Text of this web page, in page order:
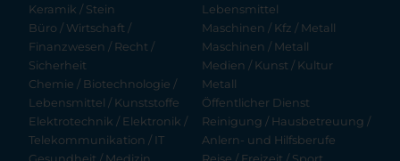
Keramik / Stein
Büro / Wirtschaft /
Finanzwesen / Recht /
Sicherheit
Chemie / Biotechnologie /
Lebensmittel / Kunststoffe
Elektrotechnik / Elektronik /
Telekommunikation / IT
Lebensmittel
Maschinen / Kfz / Metall
Maschinen / Metall
Medien / Kunst / Kultur
Metall
Öffentlicher Dienst
Reinigung / Hausbetreuung /
Anlern- und Hilfsberufe